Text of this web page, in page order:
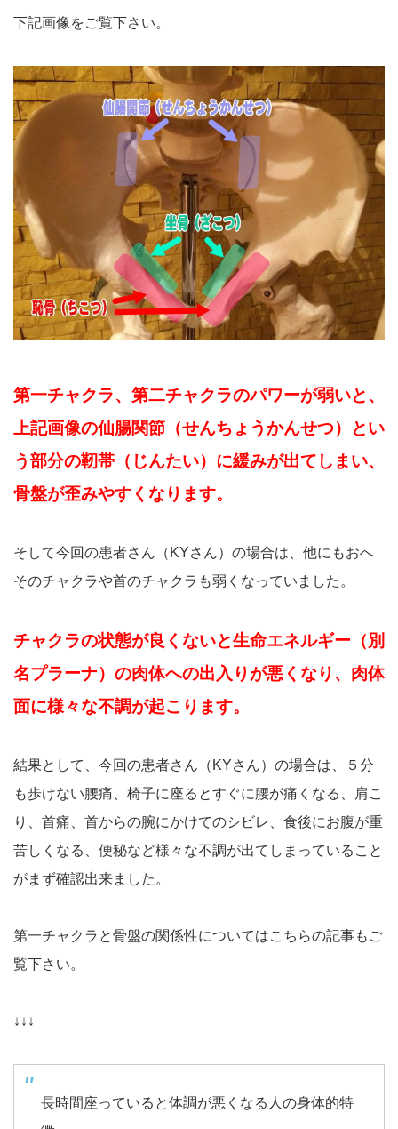
下記画像をご覧下さい。
第一チャクラ、第二チャクラのパワーが弱いと、
上記画像の仙腸関節（せんちょうかんせつ）とい
う部分の靭帯（じんたい）に緩みが出てしまい、
骨盤が歪みやすくなります。
そして今回の患者さん（KYさん）の場合は、他にもおへ
そのチャクラや首のチャクラも弱くなっていました。
チャクラの状態が良くないと生命エネルギー（別
名プラーナ）の肉体への出入りが悪くなり、肉体
面に様々な不調が起こります。
結果として、今回の患者さん（KYさん）の場合は、５分
も歩けない腰痛、椅子に座るとすぐに腰が痛くなる、肩こ
り、首痛、首からの腕にかけてのシビレ、食後にお腹が重
苦しくなる、便秘など様々な不調が出てしまっていること
がまず確認出来ました。
第一チャクラと骨盤の関係性についてはこちらの記事もご
覧下さい。
↓↓↓
長時間座っていると体調が悪くなる人の身体的特